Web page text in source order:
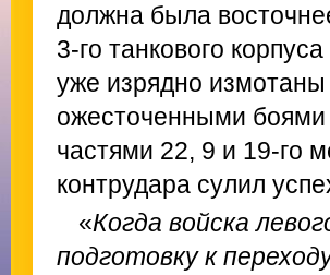
должна была
3-го танкового
уже изрядно
ожесточенными
частями 22, 9 и 19-го
контрудара сулил
«Когда войска
подготовку к